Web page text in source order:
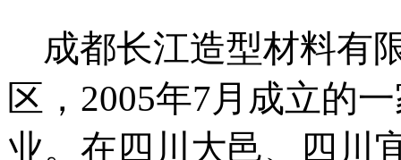
成都长江造型材料有
区，2005年7月成立的
业。在四川大邑、四川